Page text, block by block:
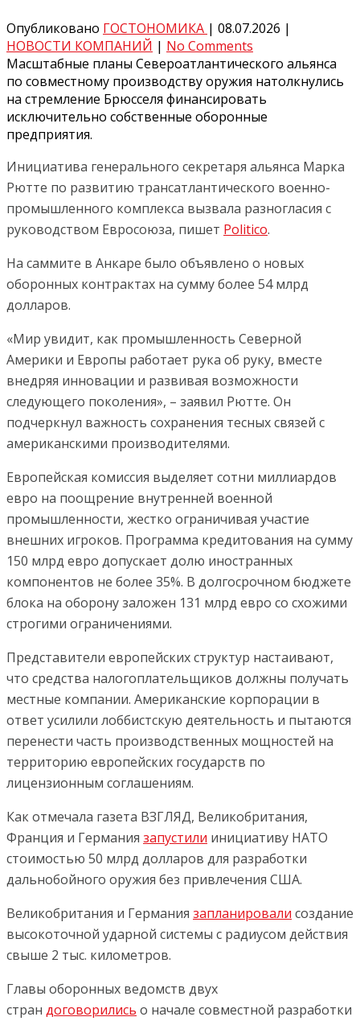
Опубликовано ГОСТОНОМИКА | 08.07.2026 |
НОВОСТИ КОМПАНИЙ | No Comments
Масштабные планы Североатлантического альянса
по совместному производству оружия натолкнулись
на стремление Брюсселя финансировать
исключительно собственные оборонные
предприятия.
Инициатива генерального секретаря альянса Марка
Рютте по развитию трансатлантического военно-
промышленного комплекса вызвала разногласия с
руководством Евросоюза, пишет Politico.
На саммите в Анкаре было объявлено о новых
оборонных контрактах на сумму более 54 млрд
долларов.
«Мир увидит, как промышленность Северной
Америки и Европы работает рука об руку, вместе
внедряя инновации и развивая возможности
следующего поколения», – заявил Рютте. Он
подчеркнул важность сохранения тесных связей с
американскими производителями.
Европейская комиссия выделяет сотни миллиардов
евро на поощрение внутренней военной
промышленности, жестко ограничивая участие
внешних игроков. Программа кредитования на сумму
150 млрд евро допускает долю иностранных
компонентов не более 35%. В долгосрочном бюджете
блока на оборону заложен 131 млрд евро со схожими
строгими ограничениями.
Представители европейских структур настаивают,
что средства налогоплательщиков должны получать
местные компании. Американские корпорации в
ответ усилили лоббистскую деятельность и пытаются
перенести часть производственных мощностей на
территорию европейских государств по
лицензионным соглашениям.
Как отмечала газета ВЗГЛЯД, Великобритания,
Франция и Германия запустили инициативу НАТО
стоимостью 50 млрд долларов для разработки
дальнобойного оружия без привлечения США.
Великобритания и Германия запланировали создание
высокоточной ударной системы с радиусом действия
свыше 2 тыс. километров.
Главы оборонных ведомств двух
стран договорились о начале совместной разработки